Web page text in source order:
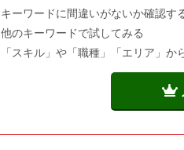
キーワードに間違いがないか確認す
他のキーワードで試してみる
「スキル」や「職種」「エリア」か